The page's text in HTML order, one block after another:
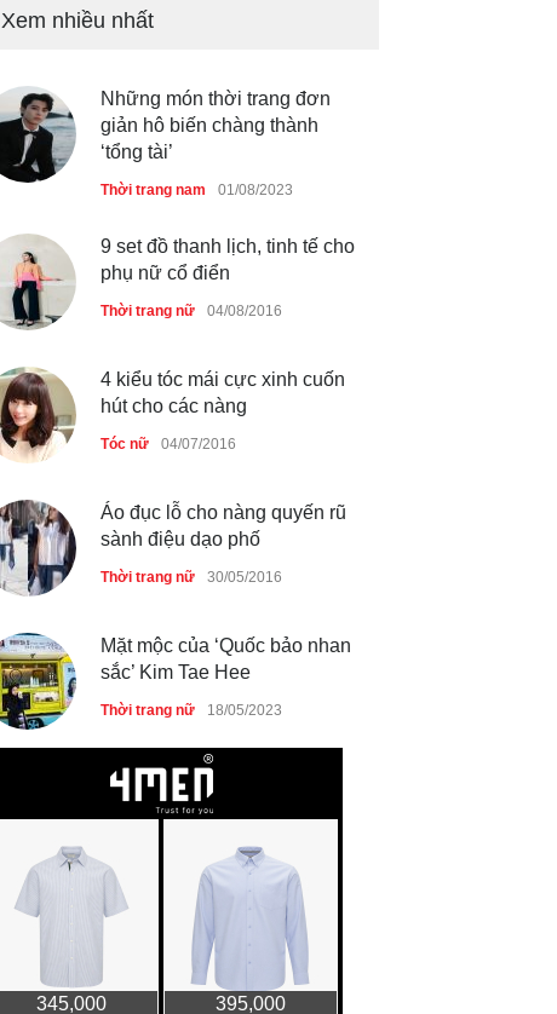
Mẫu áo khoác đẹp cho phụ
Thời trang nữ 21/10/2025
Chiếc áo dài cưới của Hoa
hậu Đỗ Hà ?
Xem nhiều nhất
Những món thời trang đơn
giản hô biến chàng thành
‘tổng tài’
Thời trang nam 01/08/2023
9 set đồ thanh lịch, tinh tế cho
phụ nữ cổ điển
Thời trang nữ 04/08/2016
4 kiểu tóc mái cực xinh cuốn
hút cho các nàng
Tóc nữ 04/07/2016
Áo đục lỗ cho nàng quyến rũ
sành điệu dạo phố
Thời trang nữ 30/05/2016
Mặt mộc của ‘Quốc bảo nhan
sắc’ Kim Tae Hee
Thời trang nữ 18/05/2023